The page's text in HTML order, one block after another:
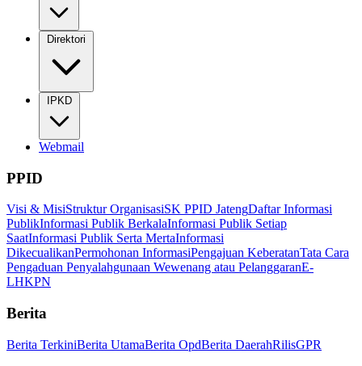
Direktori
IPKD
Webmail
PPID
Visi & MisiStruktur OrganisasiSK PPID JatengDaftar Informasi
PublikInformasi Publik BerkalaInformasi Publik Setiap
SaatInformasi Publik Serta MertaInformasi
DikecualikanPermohonan InformasiPengajuan KeberatanTata Cara
Pengaduan Penyalahgunaan Wewenang atau PelanggaranE-
LHKPN
Berita
Berita TerkiniBerita UtamaBerita OpdBerita DaerahRilisGPR